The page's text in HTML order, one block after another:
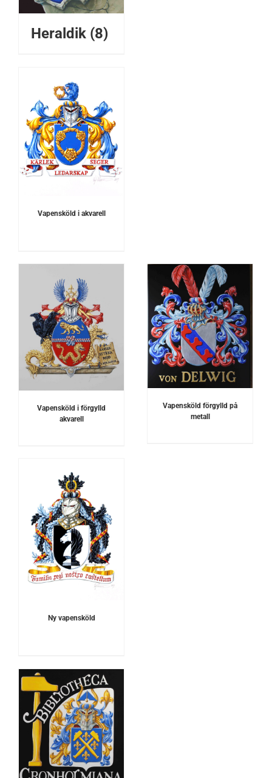
Heraldik (8)
Vapensköld i akvarell
Vapensköld i förgylld
akvarell
DETALJER
Vapensköld förgylld på
metall
Ny vapensköld